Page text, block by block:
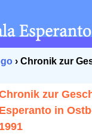
› Chronik zur
zur
Esperanto in
1991